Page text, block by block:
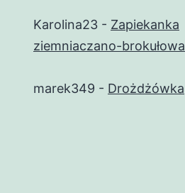
Karolina23 - Zapiekanka
ziemniaczano-brokułowa
marek349 - Drożdżówka